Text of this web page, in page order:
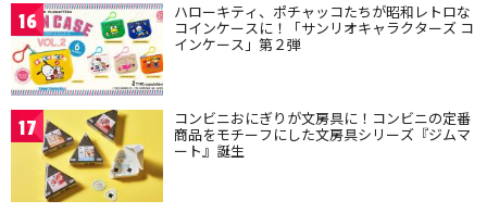
16 ハローキティ、ポチャッコたちが昭和レトロな
コインケースに！「サンリオキャラクターズ コ
インケース」第２弾
17 コンビニおにぎりが文房具に！コンビニの定番
商品をモチーフにした文房具シリーズ『ジムマ
ート』誕生